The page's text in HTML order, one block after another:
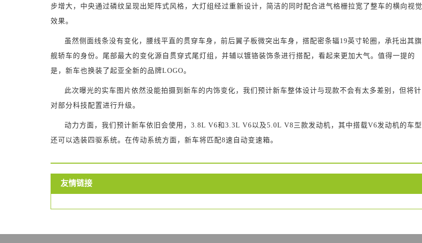
步增大，中央通过磷纹呈现出矩阵式风格，大灯组经过重新设计，简洁的同时配合进气格栅拉宽了整车的横向视觉
效果。
虽然侧面线条没有变化，腰线平直的贯穿车身，前后翼子板微突出车身，搭配密条辐19英寸轮圈，承托出其旗
舰轿车的身份。尾部最大的变化源自贯穿式尾灯组，并辅以镀铬装饰条进行搭配，看起来更加大气。值得一提的
是，新车也换装了起亚全新的品牌LOGO。
此次曝光的实车图片依然没能拍摄到新车的内饰变化，我们预计新车整体设计与现款不会有太多差别，但将针
对部分科技配置进行升级。
动力方面，我们预计新车依旧会使用，3.8L V6和3.3L V6以及5.0L V8三款发动机，其中搭载V6发动机的车型
还可以选装四驱系统。在传动系统方面，新车将匹配8速自动变速箱。
友情链接